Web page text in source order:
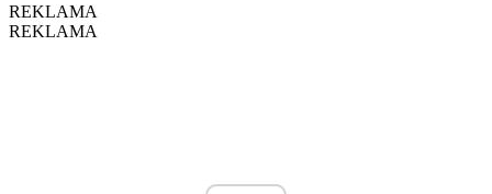
REKLAMA
REKLAMA